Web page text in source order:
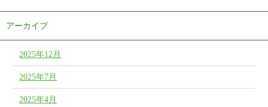
アーカイブ
2025年12月
2025年7月
2025年4月